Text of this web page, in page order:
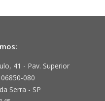
41 - Pav. Superior
080
Serra - SP